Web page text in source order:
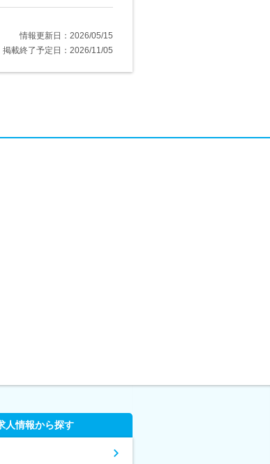
情報更新日：2026/05/15
掲載終了予定日：2026/11/05
人情報から探す